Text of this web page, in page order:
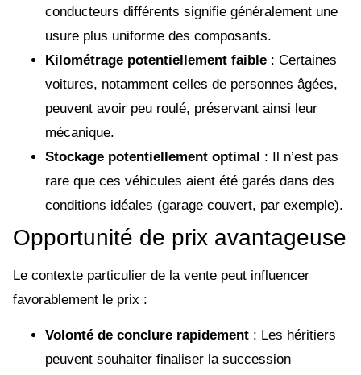
conducteurs différents signifie généralement une
usure plus uniforme des composants.
Kilométrage potentiellement faible : Certaines
voitures, notamment celles de personnes âgées,
peuvent avoir peu roulé, préservant ainsi leur
mécanique.
Stockage potentiellement optimal : Il n’est pas
rare que ces véhicules aient été garés dans des
conditions idéales (garage couvert, par exemple).
Opportunité de prix avantageuse
Le contexte particulier de la vente peut influencer
favorablement le prix :
Volonté de conclure rapidement : Les héritiers
peuvent souhaiter finaliser la succession